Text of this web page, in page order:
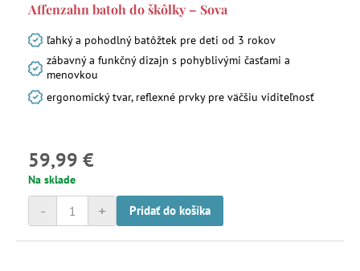
Affenzahn batoh do škôlky – Sova
ľahký a pohodlný batôžtek pre deti od 3 rokov
zábavný a funkčný dizajn s pohyblivými časťami a
menovkou
ergonomický tvar, reflexné prvky pre väčšiu viditeľnosť
59,99 €
Na sklade
+
- Pridať do košíka